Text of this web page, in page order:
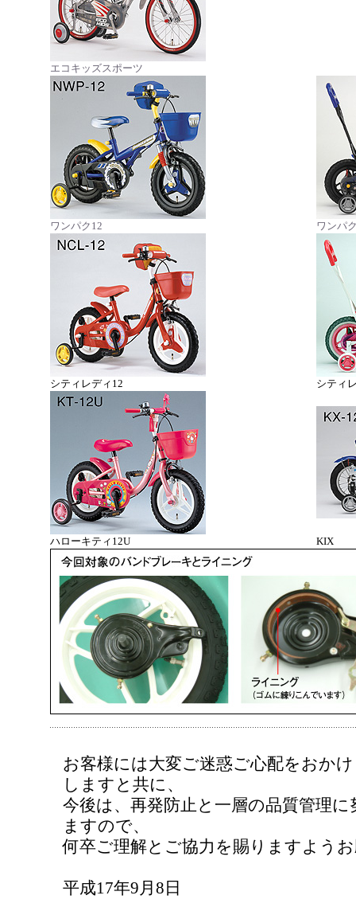
エコキッズスポーツ
ワンパク12 ワンパ
シティレディ12 シティ
ハローキティ12U KIX
お客様には大変ご迷惑ご心配をおか
しますと共に、
今後は、再発防止と一層の品質管理
ますので、
何卒ご理解とご協力を賜りますよう
平成17年9月8日